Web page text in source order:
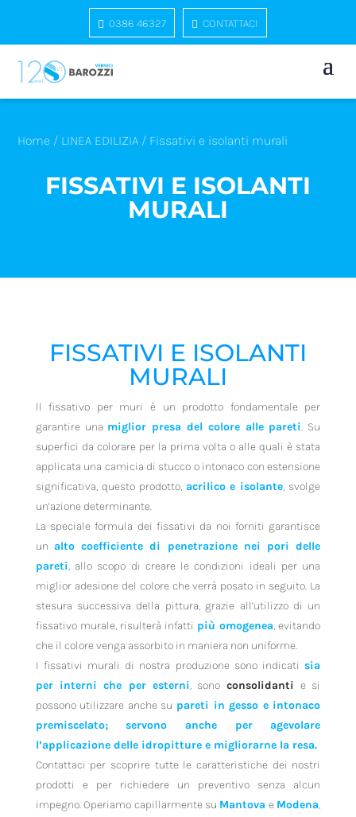
0386 46327 CONTATTACI
Home / LINEA EDILIZIA / Fissativi e isolanti murali
FISSATIVI E ISOLANTI
MURALI
FISSATIVI E ISOLANTI
MURALI
ll fissativo per muri è un prodotto fondamentale per
garantire una miglior presa del colore alle pareti. Su
superfici da colorare per la prima volta o alle quali è stata
applicata una camicia di stucco o intonaco con estensione
significativa, questo prodotto, acrilico e isolante, svolge
un’azione determinante.
La speciale formula dei fissativi da noi forniti garantisce
un alto coefficiente di penetrazione nei pori delle
pareti, allo scopo di creare le condizioni ideali per una
miglior adesione del colore che verrà posato in seguito. La
stesura successiva della pittura, grazie all’utilizzo di un
fissativo murale, risulterà infatti più omogenea, evitando
che il colore venga assorbito in maniera non uniforme.
I fissativi murali di nostra produzione sono indicatisia
per interni che per esterni, sono consolidanti e si
possono utilizzare anche su pareti in gesso e intonaco
premiscelato; servono anche per agevolare
l’applicazione delle idropitture e migliorarne la resa.
Contattaci per scoprire tutte le caratteristiche dei nostri
prodotti e per richiedere un preventivo senza alcun
impegno. Operiamo capillarmente su Mantova e Modena,